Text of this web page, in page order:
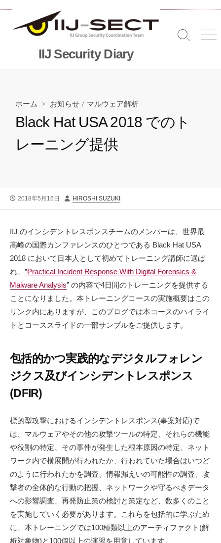
へ
IIJ Security Diary
検
メ
ホーム > お知らせ / マルウェア解析
Black Hat USA 2018 でのト
レーニング提供
公
2018年5月16日
投
HIROSHI SUZUKI
IIJ のインシデントレスポンスチームのメンバーは、世界最
高峰の国際カンファレンスのひとつである Black Hat USA
2018 において日本人として初めてトレーニング講師に選ば
れ、”Practical Incident Response With Digital Forensics &
Malware Analysis” の内容で4日間のトレーニングを提供する
ことになりました。本トレーニングコースの実施概要はこの
リンク内にありますが、このブログでは本コースのハイライ
トとコーススライドの一部サンプルをご提供します。
包括的かつ実践的なデジタルフォレン
ジクス及びインシデントレスポンス
(DFIR)
標的型攻撃におけるインシデントレスポンス(事案対応)で
は、マルウェアやその他の攻撃ツールの特定、それらの機能
や役割の特定、その事件が発生した根本原因の特定、ネット
ワーク内で横展開が行われたか、行われていた場合はいつど
のように行われたかを調査、情報漏えいの可能性の調査、攻
撃者の全体的な行動の把握、ネットワークや守るべきデータ
への影響調査、再発防止策の検討と策定など、数多くのこと
を実施していく必要があります。これらを包括的に学ぶため
に、本トレーニングでは100種類以上のアーティファクト(解
析対象物)と100個以上の演習を用意しています。